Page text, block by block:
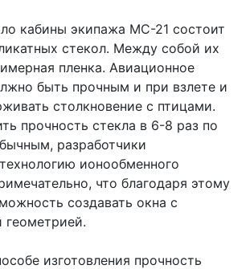
кабины экипажа МС-21 состоит
стекол. Между собой их
пленка. Авиационное
быть прочным и при взлете и
столкновение с птицами.
прочность стекла в 6-8 раз по
разработчики
ионообменного
что благодаря этому
создавать окна с
геометрией.
изготовления прочность